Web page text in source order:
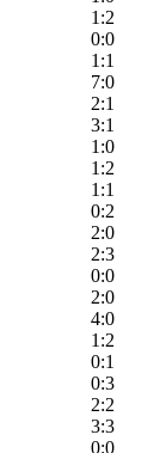
1:2
0:0
1:1
7:0
2:1
3:1
1:0
1:2
1:1
0:2
2:0
2:3
0:0
2:0
4:0
1:2
0:1
0:3
2:2
3:3
0:0